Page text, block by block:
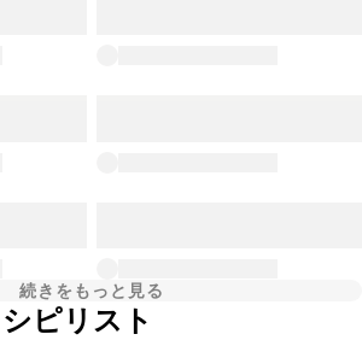
続きをもっと見る
ピリスト